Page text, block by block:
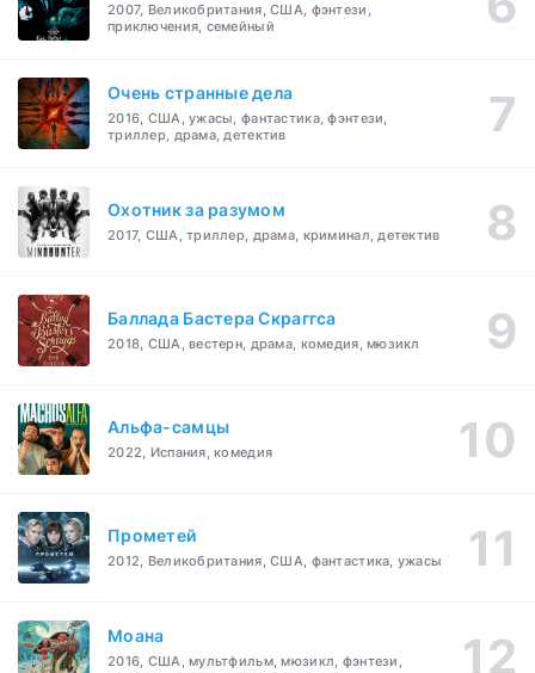
2007, Великобритания, США, фэнтези,
приключения, семейный
Очень странные дела
2016, США, ужасы, фантастика, фэнтези,
триллер, драма, детектив
Охотник за разумом
2017, США, триллер, драма, криминал, детектив
Баллада Бастера Скраггса
2018, США, вестерн, драма, комедия, мюзикл
Альфа-самцы
2022, Испания, комедия
Прометей
2012, Великобритания, США, фантастика, ужасы
Моана
2016, США, мультфильм, мюзикл, фэнтези,